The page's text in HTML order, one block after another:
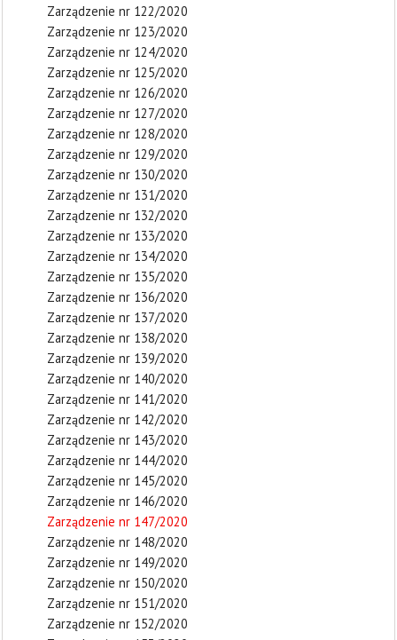
Zarządzenie nr 122/2020
Zarządzenie nr 123/2020
Zarządzenie nr 124/2020
Zarządzenie nr 125/2020
Zarządzenie nr 126/2020
Zarządzenie nr 127/2020
Zarządzenie nr 128/2020
Zarządzenie nr 129/2020
Zarządzenie nr 130/2020
Zarządzenie nr 131/2020
Zarządzenie nr 132/2020
Zarządzenie nr 133/2020
Zarządzenie nr 134/2020
Zarządzenie nr 135/2020
Zarządzenie nr 136/2020
Zarządzenie nr 137/2020
Zarządzenie nr 138/2020
Zarządzenie nr 139/2020
Zarządzenie nr 140/2020
Zarządzenie nr 141/2020
Zarządzenie nr 142/2020
Zarządzenie nr 143/2020
Zarządzenie nr 144/2020
Zarządzenie nr 145/2020
Zarządzenie nr 146/2020
Zarządzenie nr 147/2020
Zarządzenie nr 148/2020
Zarządzenie nr 149/2020
Zarządzenie nr 150/2020
Zarządzenie nr 151/2020
Zarządzenie nr 152/2020